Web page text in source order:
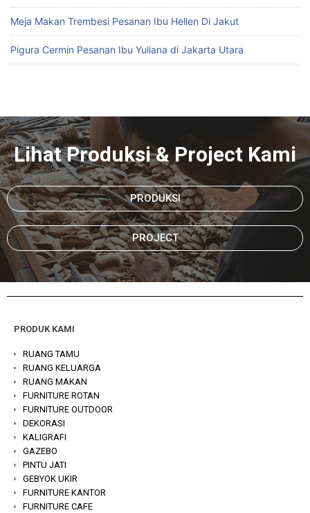
Meja Makan Trembesi Pesanan Ibu Hellen Di Jakut
Pigura Cermin Pesanan Ibu Yuliana di Jakarta Utara
Lihat Produksi & Project Kami
PRODUKSI
PROJECT
PRODUK KAMI
RUANG TAMU
RUANG KELUARGA
RUANG MAKAN
FURNITURE ROTAN
FURNITURE OUTDOOR
DEKORASI
KALIGRAFI
GAZEBO
PINTU JATI
GEBYOK UKIR
FURNITURE KANTOR
FURNITURE CAFE